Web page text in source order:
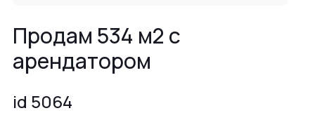
Продам 534 м2 с
арендатором
id 5064